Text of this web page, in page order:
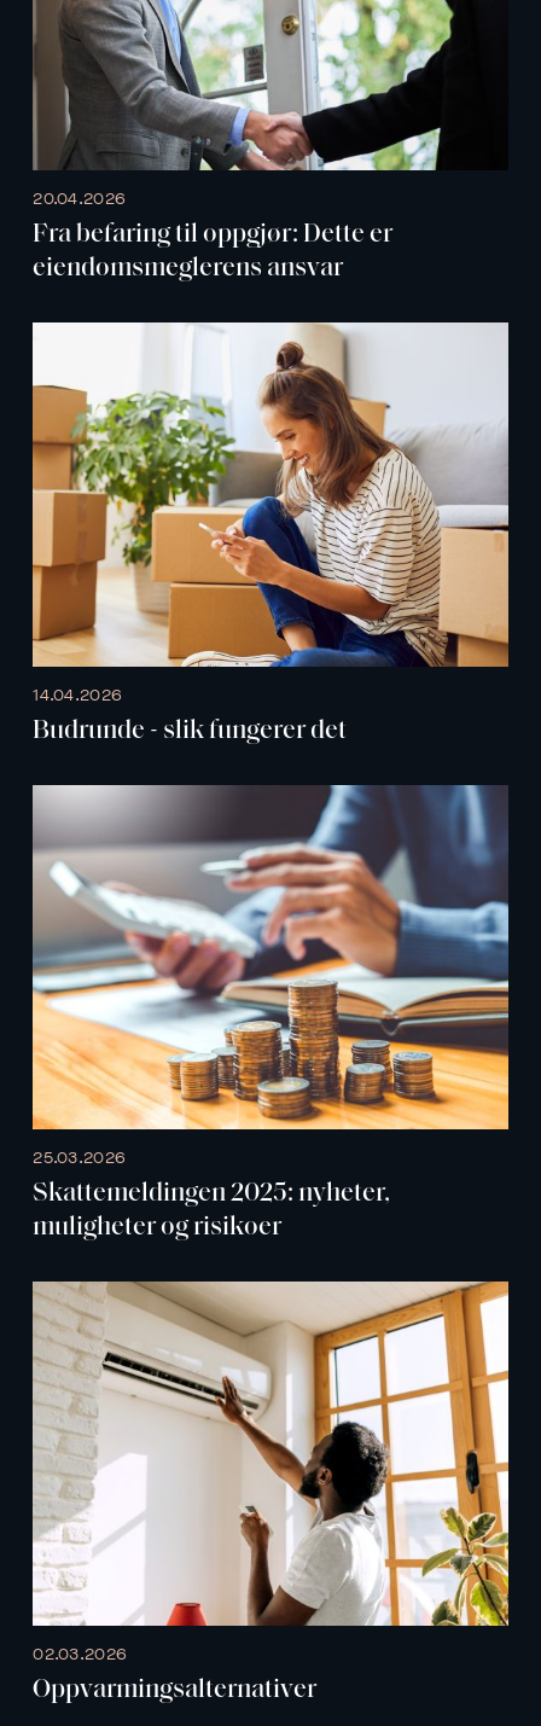
20.04.2026
Fra befaring til oppgjør: Dette er
eiendomsmeglerens ansvar
14.04.2026
Budrunde - slik fungerer det
25.03.2026
Skattemeldingen 2025: nyheter,
muligheter og risikoer
02.03.2026
Oppvarmingsalternativer